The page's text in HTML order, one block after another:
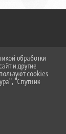
ДАННЫХ
обработки
и другие
cookies
"Спутник